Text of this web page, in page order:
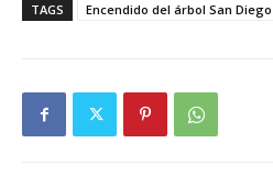
TAGS Encendido del árbol San Diego